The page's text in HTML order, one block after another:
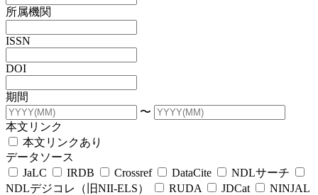
所属機関
ISSN
DOI
期間
〜
本文リンク
本文リンクあり
データソース
JaLC
IRDB Crossref DataCite
NDLサーチ
NDLデジコレ（旧NII-ELS）
RUDA JDCat
NINJAL